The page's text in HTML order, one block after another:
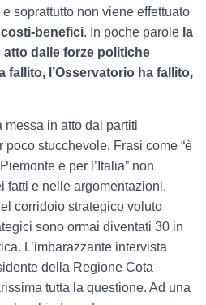
e soprattutto non viene effettuato
benefici. In poche parole la
dalle forze politiche
fallito, l’Osservatorio ha fallito,
in atto dai partiti
poco stucchevole. Frasi come “è
e per l’Italia” non
fatti e nelle argomentazioni.
corridoio strategico voluto
sono ormai diventati 30 in
L’imbarazzante intervista
della Regione Cota
tutta la questione. Ad una